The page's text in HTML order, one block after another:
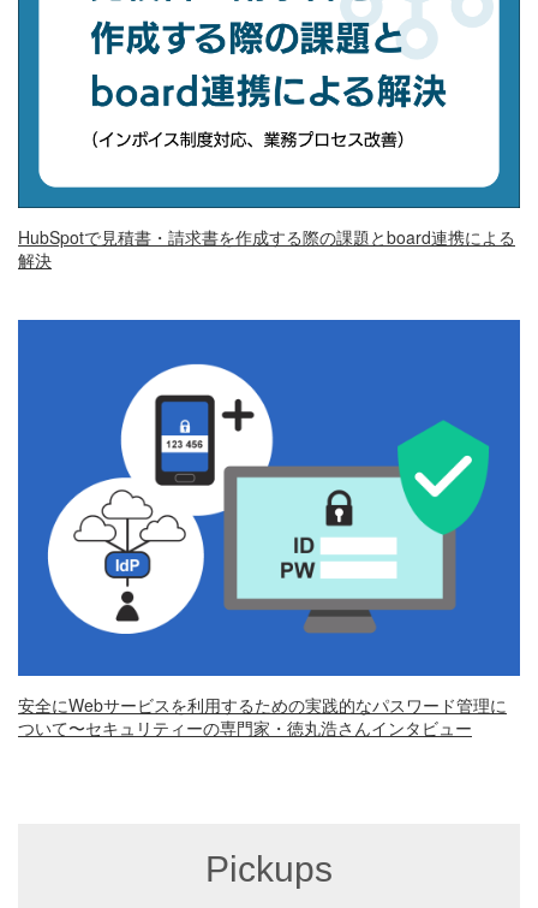
HubSpotで見積書・請求書を作成する際の課題とboard連携による
解決
安全にWebサービスを利用するための実践的なパスワード管理に
ついて〜セキュリティーの専門家・徳丸浩さんインタビュー
Pickups